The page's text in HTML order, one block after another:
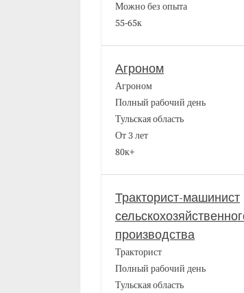
Можно без опыта
55-65к
Агроном
Агроном
Полный рабочий день
Тульская область
От 3 лет
80к+
Тракторист-машинист
производства
Тракторист
Полный рабочий день
Тульская область